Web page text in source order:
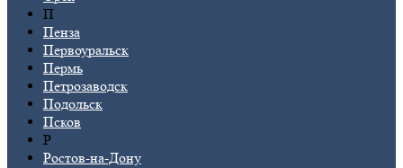
П
Пенза
Первоуральск
Пермь
Петрозаводск
Подольск
Псков
Р
Ростов-на-Дону